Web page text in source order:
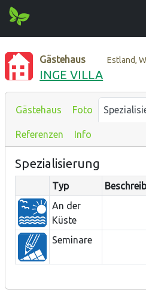
Gästehaus Estland,
INGE VILLA
Gästehaus Foto
Referenzen Info
Spezialisierung
Typ
An der
Küste
Seminare